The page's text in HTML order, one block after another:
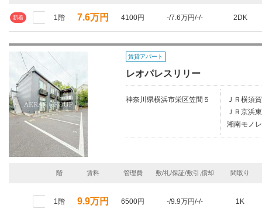
新着 1階 7.6万円 4100円 -/7.6万円/-/- 2DK
賃貸アパート
レオパレスリリー
神奈川県横浜市栄区笠間５
ＪＲ横須
ＪＲ京浜
湘南モノ
階 賃料 管理費 敷/礼/保証/敷引,償却 間取り
1階 9.9万円 6500円 -/9.9万円/-/- 1K